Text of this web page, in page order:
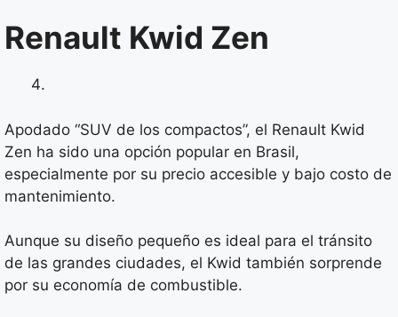
Renault Kwid Zen
Apodado “SUV de los compactos”, el Renault Kwid
Zen ha sido una opción popular en Brasil,
especialmente por su precio accesible y bajo costo de
mantenimiento.
Aunque su diseño pequeño es ideal para el tránsito
de las grandes ciudades, el Kwid también sorprende
por su economía de combustible.